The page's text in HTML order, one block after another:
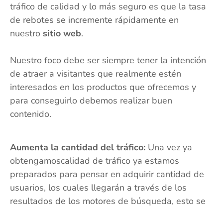
tráfico de calidad y lo más seguro es que la tasa
de rebotes se incremente rápidamente en
nuestro sitio web.
Nuestro foco debe ser siempre tener la intención
de atraer a visitantes que realmente estén
interesados en los productos que ofrecemos y
para conseguirlo debemos realizar buen
contenido.
Aumenta la cantidad del tráfico: Una vez ya
obtengamoscalidad de tráfico ya estamos
preparados para pensar en adquirir cantidad de
usuarios, los cuales llegarán a través de los
resultados de los motores de búsqueda, esto se